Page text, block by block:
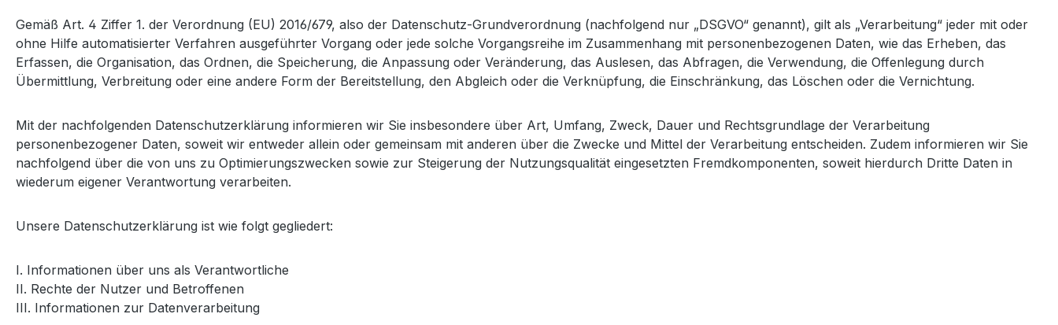
Gemäß Art. 4 Ziffer 1. der Verordnung (EU) 2016/679, also der Datenschutz-Grundverordnung (nachfolgend nur „DSGVO“ genannt), gilt als „Verarbeitung“ jeder mit oder
ohne Hilfe automatisierter Verfahren ausgeführter Vorgang oder jede solche Vorgangsreihe im Zusammenhang mit personenbezogenen Daten, wie das Erheben, das
Erfassen, die Organisation, das Ordnen, die Speicherung, die Anpassung oder Veränderung, das Auslesen, das Abfragen, die Verwendung, die Offenlegung durch
Übermittlung, Verbreitung oder eine andere Form der Bereitstellung, den Abgleich oder die Verknüpfung, die Einschränkung, das Löschen oder die Vernichtung.
Mit der nachfolgenden Datenschutzerklärung informieren wir Sie insbesondere über Art, Umfang, Zweck, Dauer und Rechtsgrundlage der Verarbeitung
personenbezogener Daten, soweit wir entweder allein oder gemeinsam mit anderen über die Zwecke und Mittel der Verarbeitung entscheiden. Zudem informieren wir Sie
nachfolgend über die von uns zu Optimierungszwecken sowie zur Steigerung der Nutzungsqualität eingesetzten Fremdkomponenten, soweit hierdurch Dritte Daten in
wiederum eigener Verantwortung verarbeiten.
Unsere Datenschutzerklärung ist wie folgt gegliedert:
I. Informationen über uns als Verantwortliche
II. Rechte der Nutzer und Betroffenen
III. Informationen zur Datenverarbeitung